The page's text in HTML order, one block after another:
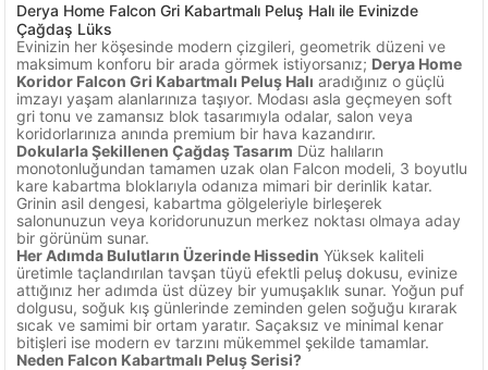
Derya Home Falcon Gri Kabartmalı Peluş Halı ile Evinizde
Çağdaş Lüks
Evinizin her köşesinde modern çizgileri, geometrik düzeni ve
maksimum konforu bir arada görmek istiyorsanız; Derya Home
Koridor Falcon Gri Kabartmalı Peluş Halı aradığınız o güçlü
imzayı yaşam alanlarınıza taşıyor. Modası asla geçmeyen soft
gri tonu ve zamansız blok tasarımıyla odalar, salon veya
koridorlarınıza anında premium bir hava kazandırır.
Dokularla Şekillenen Çağdaş Tasarım Düz halıların
monotonluğundan tamamen uzak olan Falcon modeli, 3 boyutlu
kare kabartma bloklarıyla odanıza mimari bir derinlik katar.
Grinin asil dengesi, kabartma gölgeleriyle birleşerek
salonunuzun veya koridorunuzun merkez noktası olmaya aday
bir görünüm sunar.
Her Adımda Bulutların Üzerinde Hissedin Yüksek kaliteli
üretimle taçlandırılan tavşan tüyü efektli peluş dokusu, evinize
attığınız her adımda üst düzey bir yumuşaklık sunar. Yoğun puf
dolgusu, soğuk kış günlerinde zeminden gelen soğuğu kırarak
sıcak ve samimi bir ortam yaratır. Saçaksız ve minimal kenar
bitişleri ise modern ev tarzını mükemmel şekilde tamamlar.
Neden Falcon Kabartmalı Peluş Serisi?